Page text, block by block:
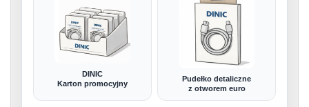
DINIC
Karton promocyjny
Pudełko detaliczne
z otworem euro